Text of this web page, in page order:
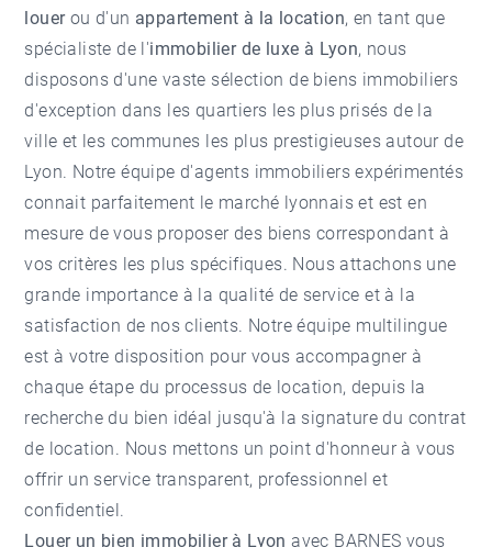
louerou d'un appartement à la location, en tant que
spécialiste de l'immobilier de luxe à Lyon, nous
disposons d'une vaste sélection de biens immobiliers
d'exception dans les quartiers les plus prisés de la
ville et les communes les plus prestigieuses autour de
Lyon. Notre équipe d'agents immobiliers expérimentés
connait parfaitement le marché lyonnais et est en
mesure de vous proposer des biens correspondant à
vos critères les plus spécifiques. Nous attachons une
grande importance à la qualité de service et à la
satisfaction de nos clients. Notre équipe multilingue
est à votre disposition pour vous accompagner à
chaque étape du processus de location, depuis la
recherche du bien idéal jusqu'à la signature du contrat
de location. Nous mettons un point d'honneur à vous
offrir un service transparent, professionnel et
confidentiel.
Louer un bien immobilier à Lyon avec BARNES vous